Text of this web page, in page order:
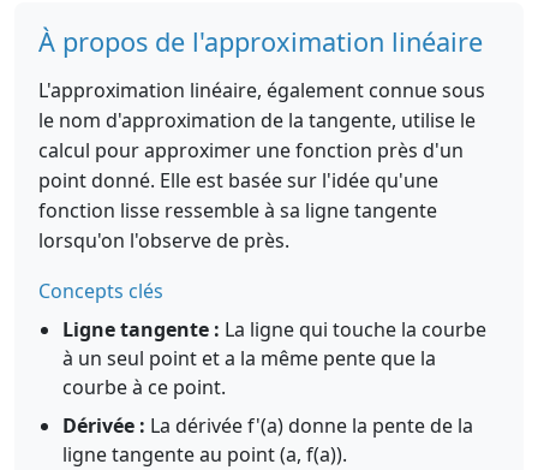
À propos de l'approximation linéaire
L'approximation linéaire, également connue sous
le nom d'approximation de la tangente, utilise le
calcul pour approximer une fonction près d'un
point donné. Elle est basée sur l'idée qu'une
fonction lisse ressemble à sa ligne tangente
lorsqu'on l'observe de près.
Concepts clés
Ligne tangente : La ligne qui touche la courbe
à un seul point et a la même pente que la
courbe à ce point.
Dérivée : La dérivée f'(a) donne la pente de la
ligne tangente au point (a, f(a)).